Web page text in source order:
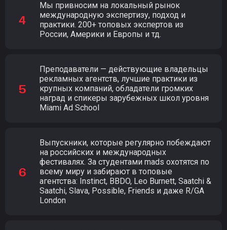
Мы привносим на локальный рынок
международную экспертизу, подход и
практики. 200+ топовых экспертов из
России, Америки и Европы и тд.
Преподаватели — действующие владельцы
рекламных агентств, лучшие практики из
крупных компаний, обладатели громких
наград и спикеры зарубежных школ уровня
Miami Ad School
Выпускники, которые регулярно побеждают
на российских и международных
фестивалях. За студентами mads охотятся по
всему миру и забирают в топовые
агентства: Instinct, BBDO, Leo Burnett, Saatchi &
Saatchi, Slava, Possible, Friends и даже R/GA
London